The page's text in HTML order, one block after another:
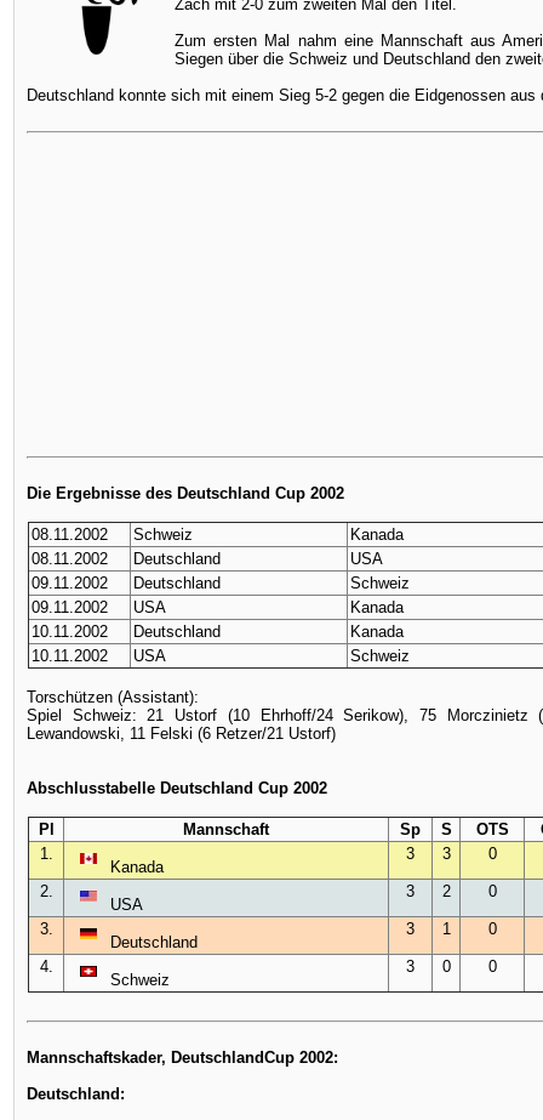
Zach mit 2-0 zum zweiten Mal den Titel.
Zum ersten Mal nahm eine Mannschaft aus
Siegen über die Schweiz und Deutschland den
Deutschland konnte sich mit einem Sieg 5-2 gegen die Eidgenossen
Die Ergebnisse des Deutschland Cup 2002
08.11.2002 Schweiz
Kanada
08.11.2002
Deutschland
USA
09.11.2002
Deutschland
Schweiz
09.11.2002
USA
Kanada
10.11.2002
Deutschland
Kanada
10.11.2002
USA Schweiz
Torschützen (Assistant):
Spiel Schweiz: 21 Ustorf (10 Ehrhoff/24 Serikow), 75 Morczinietz
Lewandowski, 11 Felski (6 Retzer/21 Ustorf)
Abschlusstabelle Deutschland Cup 2002
Pl Mannschaft Sp S OTS
1.
Kanada
3 3 0
2.
USA
3 2 0
3.
Deutschland
3 1 0
4.
Schweiz
3 0 0
Mannschaftskader, DeutschlandCup 2002:
Deutschland: